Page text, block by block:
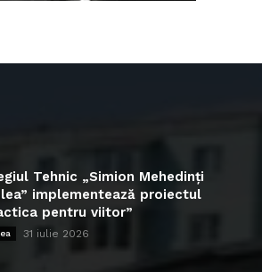
Tehnic „Simion Mehedinți
implementează proiectul
pentru viitor”
31 iulie 2026